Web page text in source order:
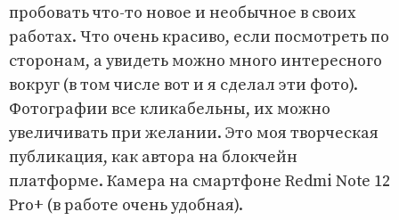
пробовать что-то новое и необычное в своих
работах. Что очень красиво, если посмотреть по
сторонам, а увидеть можно много интересного
вокруг (в том числе вот и я сделал эти фото).
Фотографии все кликабельны, их можно
увеличивать при желании. Это моя творческая
публикация, как автора на блокчейн
платформе. Камера на смартфоне Redmi Note 12
Pro+ (в работе очень удобная).